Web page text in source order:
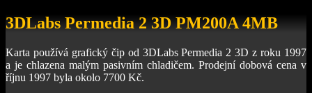
3DLabs Permedia 2 3D PM200A 4MB
Karta používá grafický čip od 3DLabs Permedia 2 3D z roku 1997
a je chlazena malým pasivním chladičem. Prodejní dobová cena v
říjnu 1997 byla okolo 7700 Kč.